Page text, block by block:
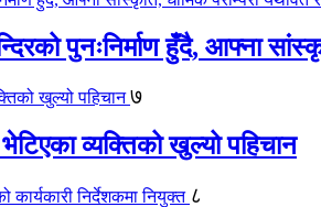
पुनःनिर्माण हुँदै, आफ्ना
७
व्यक्तिको खुल्यो पहिचान
८